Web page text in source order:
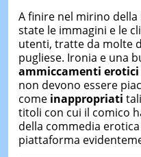
A finire nel mirino della
state le immagini e le
utenti, tratte da molte
pugliese. Ironia e una
ammiccamenti erotici
non devono essere
come inappropriati
titoli con cui il comico
della commedia erotica
piattaforma